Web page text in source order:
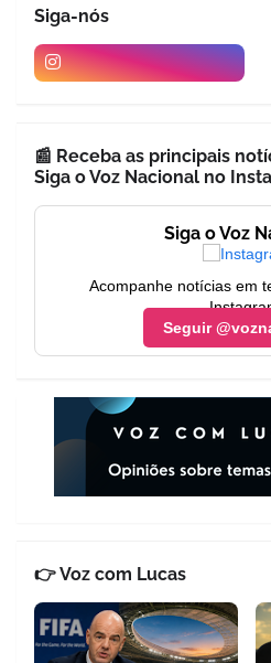
Siga-nós
📰 Receba as principais
Siga o Voz Nacional no
Siga o Voz
Acompanhe notícias em
Seguir
👉 Voz com Lucas